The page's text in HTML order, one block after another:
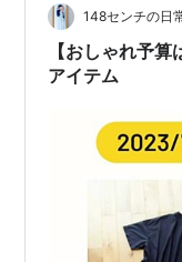
たくない！！ そん
ル…
148センチの日
【おしゃれ予
アイテム